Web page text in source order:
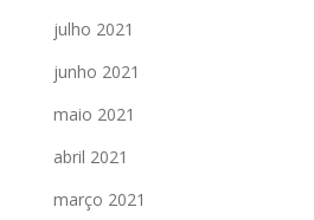
julho 2021
junho 2021
maio 2021
abril 2021
março 2021